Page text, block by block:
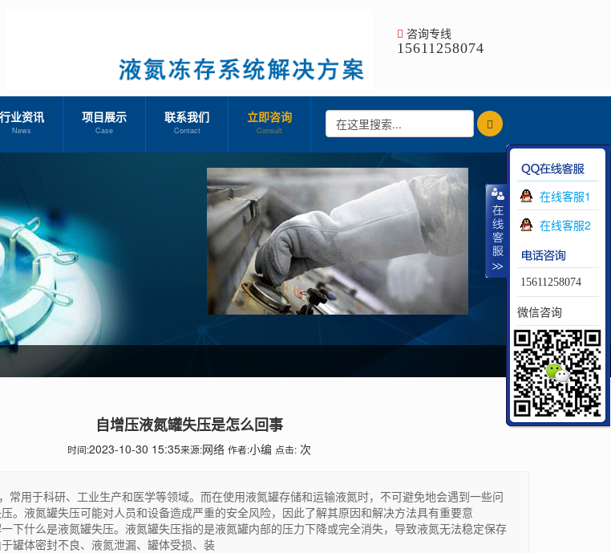
咨询专线
15611258074
行业资讯
News
项目展示
Case
联系我们
Contact
立即咨询
Consult
自增压液氮罐失压是怎么回事
时间:2023-10-30 15:35来源:网络作者:小编 点击: 次
常用于科研、工业生产和医学等领域。而在使用液氮罐存储和运输液氮时，不可避免地会遇到一些问
。液氮罐失压可能对人员和设备造成严重的安全风险，因此了解其原因和解决方法具有重要意
什么是液氮罐失压。液氮罐失压指的是液氮罐内部的压力下降或完全消失，导致液氮无法稳定保存
罐体密封不良、液氮泄漏、罐体受损、装
在线客服1
在线客服2
15611258074
微信咨询